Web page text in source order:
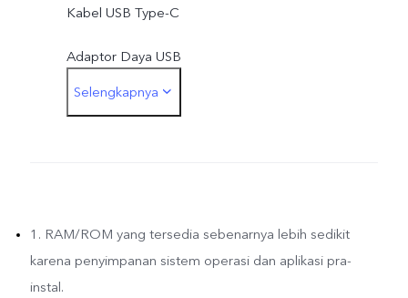
Kabel USB Type-C
Adaptor Daya USB
Ejektor SIM
Kartu Garansi
Selengkapnya
1. RAM/ROM yang tersedia sebenarnya lebih sedikit
karena penyimpanan sistem operasi dan aplikasi pra-
instal.